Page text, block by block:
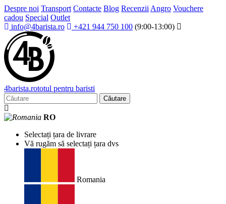
Despre noi Transport Contacte Blog Recenzii Angro Vouchere
cadou Special Outlet
info@4barista.ro
+421 944 750 100 (9:00-13:00)
4barista.rototul pentru baristi
Căutare
RO
Selectați țara de livrare
Vă rugăm să selectați țara dvs
Romania